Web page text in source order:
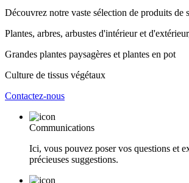
Découvrez notre vaste sélection de produits de
Plantes, arbres, arbustes d'intérieur et
Grandes plantes paysagères et plantes en pot
Culture de tissus végétaux
Contactez-nous
Communications
Ici, vous pouvez poser vos questions et
précieuses suggestions.